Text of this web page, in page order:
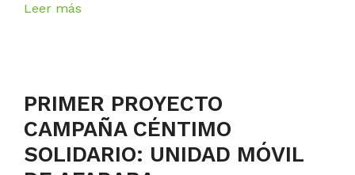
Leer más
PRIMER PROYECTO
CAMPAÑA CÉNTIMO
SOLIDARIO: UNIDAD MÓVIL